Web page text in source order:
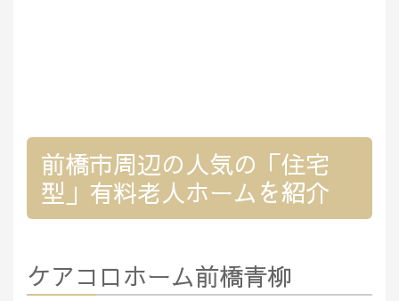
前橋市周辺の人気の「住宅
型」有料老人ホームを紹介
ケアコロホーム前橋青柳